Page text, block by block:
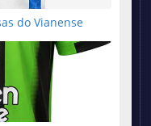
do Vianense